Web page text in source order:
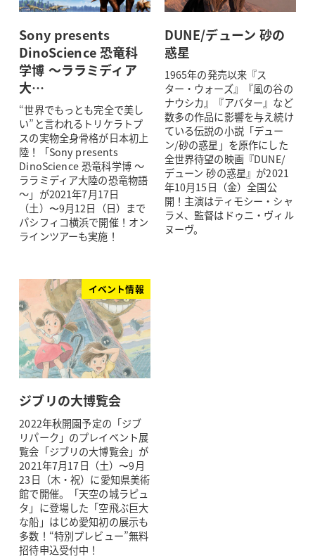
Sony presents
DinoScience 恐竜科
学博 ～ララミディア
大…
“世界でもっとも完全で美し
い”と言われるトリケラトプ
スの実物全身骨格が日本初上
陸！「Sony presents
DinoScience 恐竜科学博 ～
ララミディア大陸の恐竜物語
～」が2021年7月17日
（土）〜9月12日（日）まで
パシフィコ横浜で開催！オン
ラインツアーも実施！
DUNE/デューン 砂の
惑星
1965年の発売以来『ス
ター・ウォーズ』『風の谷の
ナウシカ』『アバター』など
数多の作品に影響を与え続け
ている伝説の小説「デュー
ン/砂の惑星」を原作にした
全世界待望の映画『DUNE/
デューン 砂の惑星』が2021
年10月15日（金）全国公
開！主演はティモシー・シャ
ラメ、監督はドゥニ・ヴィル
ヌーヴ。
イベント情報
ジブリの大博覧会
2022年秋開園予定の「ジブ
リパーク」のプレイベント展
覧会「ジブリの大博覧会」が
2021年7月17日（土）〜9月
23日（木・祝）に愛知県美術
館で開催。「天空の城ラピュ
タ」に登場した「空飛ぶ巨大
な船」はじめ愛知初の展示も
多数！“特別プレビュー”無料
招待申込受付中！